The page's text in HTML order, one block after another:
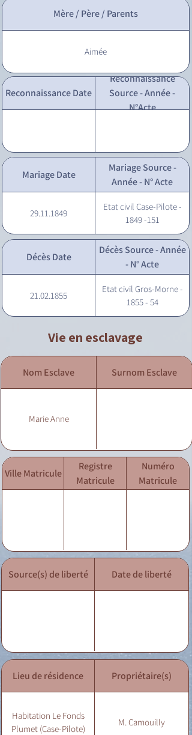
Mère / Père / Parents
Aimée
Reconnaissance Date
Reconnaissance
Source - Année -
N°Acte
Mariage Date
Mariage Source -
Année - N° Acte
29.11.1849
Etat civil Case-Pilote -
1849 -151
Décès Date
Décès Source - Année
- N° Acte
21.02.1855
Etat civil Gros-Morne -
1855 - 54
Vie en esclavage
Nom Esclave Surnom Esclave
Marie Anne
Ville Matricule
Registre
Matricule
Numéro
Matricule
Source(s) de liberté Date de liberté
Lieu de résidence Propriétaire(s)
Habitation Le Fonds
Plumet (Case-Pilote)
M. Camouilly